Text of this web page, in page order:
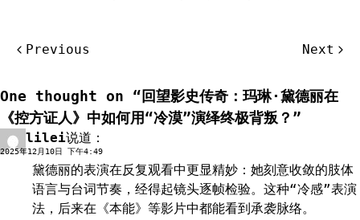
航
Previous Next
One thought on “回望影史传奇：玛琳·黛德丽在
《控方证人》中如何用“冷漠”演绎终极背叛？ ”
lilei说道：
2025年12月10日 下午4:49
黛德丽的表演在反复观看中更显精妙：她刻意收敛的肢体
语言与台词节奏，经得起镜头逐帧检验。这种“冷感”表演
法，后来在《本能》等影片中都能看到承袭脉络。